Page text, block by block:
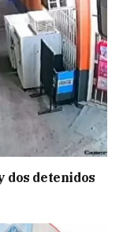
dos detenidos